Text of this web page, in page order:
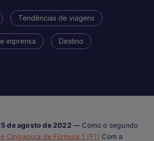
Tendências de viagens
imprensa Destino
de agosto de 2022 — Como o segundo
Cingapura de Fórmula 1 (F1) Com a